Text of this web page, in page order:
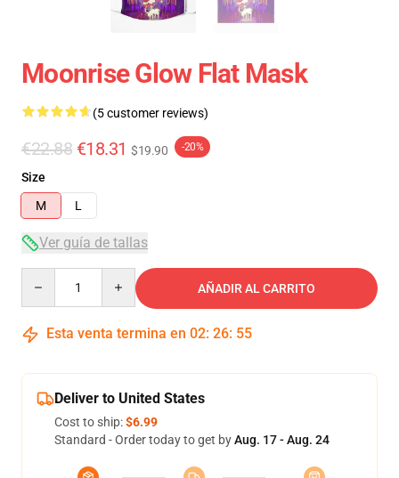
Moonrise Glow Flat Mask
(5 customer reviews)
€22.88 €18.31 $19.90 -20%
Size
M
L
Ver guía de tallas
AÑADIR AL CARRITO
Esta venta termina en 02: 26: 54
Deliver to United States
Cost to ship:$6.99
Standard - Order today to get byAug. 17 - Aug. 24